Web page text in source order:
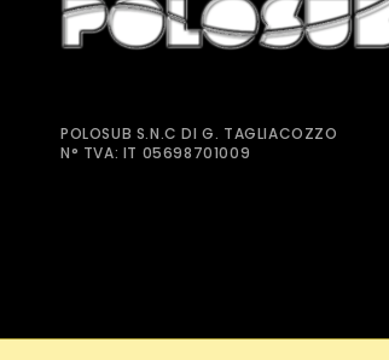
POLOSUB S.N.C DI G. TAGLIACOZZO
N° TVA: IT 05698701009